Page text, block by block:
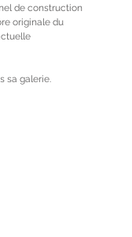
de construction
originale du
sa galerie.